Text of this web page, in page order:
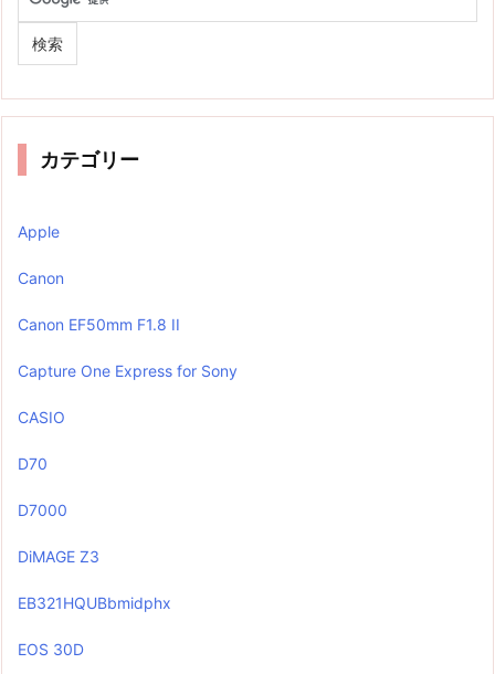
カテゴリー
Apple
Canon
Canon EF50mm F1.8 II
Capture One Express for Sony
CASIO
D70
D7000
DiMAGE Z3
EB321HQUBbmidphx
EOS 30D